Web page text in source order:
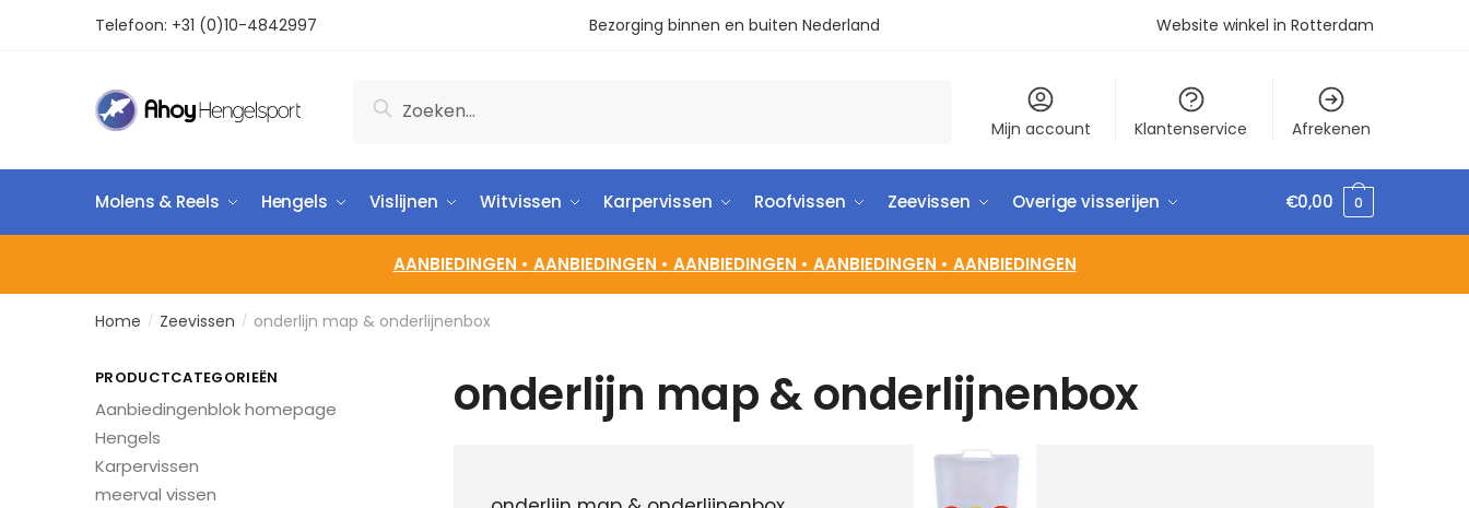
Telefoon: +31 (0)10-4842997 Bezorging binnen en buiten Nederland Website winkel in Rotterdam
Zoeken
Mijn account Klantenservice Afrekenen
Molens & Reels Hengels Vislijnen Witvissen Karpervissen Roofvissen Zeevissen Overige visserijen €0,00 0
AANBIEDINGEN • AANBIEDINGEN • AANBIEDINGEN • AANBIEDINGEN • AANBIEDINGEN
Home / Zeevissen / onderlijn map & onderlijnenbox
onderlijn map & onderlijnenbox
PRODUCTCATEGORIEËN
Aanbiedingenblok homepage
Hengels
Karpervissen
meerval vissen